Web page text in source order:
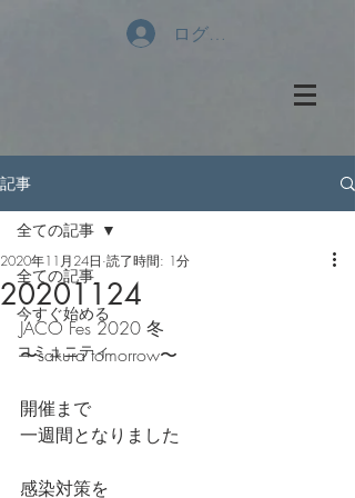
ログイン
記事
全ての記事
今すぐ始める
コミュニティ
全ての記事
20201124
2020年11月24日 読了時間: 1分
JACO Fes 2020 冬
〜sakura tomorrow〜
開催まで
一週間となりました
感染対策を